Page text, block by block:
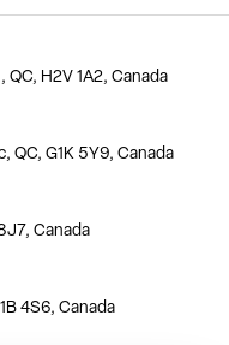
H2V 1A2, Canada
QC, G1K 5Y9, Canada
Canada
4S6, Canada